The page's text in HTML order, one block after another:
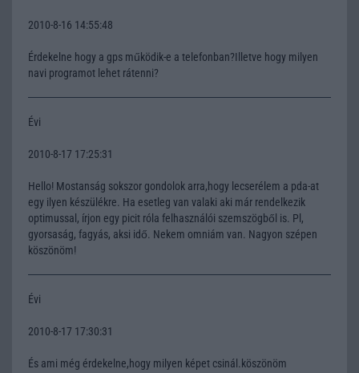
2010-8-16 14:55:48
Érdekelne hogy a gps működik-e a telefonban?Illetve hogy milyen
navi programot lehet rátenni?
Évi
2010-8-17 17:25:31
Hello! Mostanság sokszor gondolok arra,hogy lecserélem a pda-at
egy ilyen készülékre. Ha esetleg van valaki aki már rendelkezik
optimussal, írjon egy picit róla felhasználói szemszögből is. Pl,
gyorsaság, fagyás, aksi idő. Nekem omniám van. Nagyon szépen
köszönöm!
Évi
2010-8-17 17:30:31
És ami még érdekelne,hogy milyen képet csinál.köszönöm